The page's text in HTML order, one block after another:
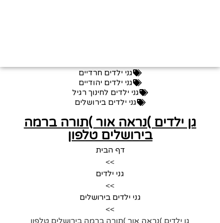
גני ילדים חרדיים
גני ילדים יהודיים
גני ילדים לחינוך רגיל
גני ילדים בירושלים
גן ילדים )נראה אור )תורה ברמה
בירושלים טלפון
דף הבית
>>
גני ילדים
>>
גני ילדים בירושלים
>>
גן ילדים )נראה אור )תורה ברמה בירושלים טלפון